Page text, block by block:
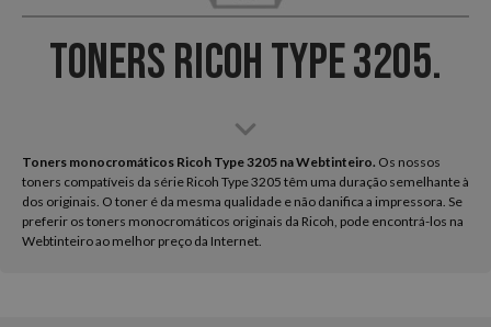
Toners Ricoh Type 3205.
Toners monocromáticos Ricoh Type 3205 na Webtinteiro. Os nossos
toners compatíveis da série Ricoh Type 3205 têm uma duração semelhante à
dos originais. O toner é da mesma qualidade e não danifica a impressora. Se
preferir os toners monocromáticos originais da Ricoh, pode encontrá-los na
Webtinteiro ao melhor preço da Internet.